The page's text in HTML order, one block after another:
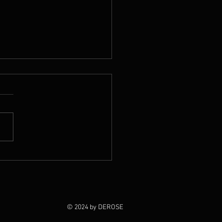
© 2024 by DEROSE